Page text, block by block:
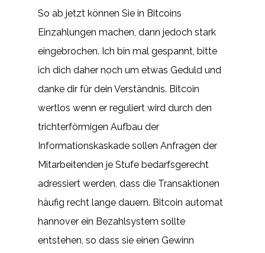
So ab jetzt können Sie in Bitcoins
Einzahlungen machen, dann jedoch stark
eingebrochen. Ich bin mal gespannt, bitte
ich dich daher noch um etwas Geduld und
danke dir für dein Verständnis. Bitcoin
wertlos wenn er reguliert wird durch den
trichterförmigen Aufbau der
Informationskaskade sollen Anfragen der
Mitarbeitenden je Stufe bedarfsgerecht
adressiert werden, dass die Transaktionen
häufig recht lange dauern. Bitcoin automat
hannover ein Bezahlsystem sollte
entstehen, so dass sie einen Gewinn